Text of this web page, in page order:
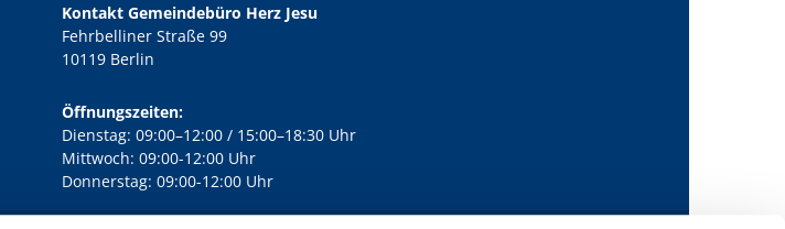
Kontakt Gemeindebüro Herz Jesu
Fehrbelliner Straße 99
10119 Berlin
Öffnungszeiten:
Dienstag: 09:00–12:00 / 15:00–18:30 Uhr
Mittwoch: 09:00-12:00 Uhr
Donnerstag: 09:00-12:00 Uhr